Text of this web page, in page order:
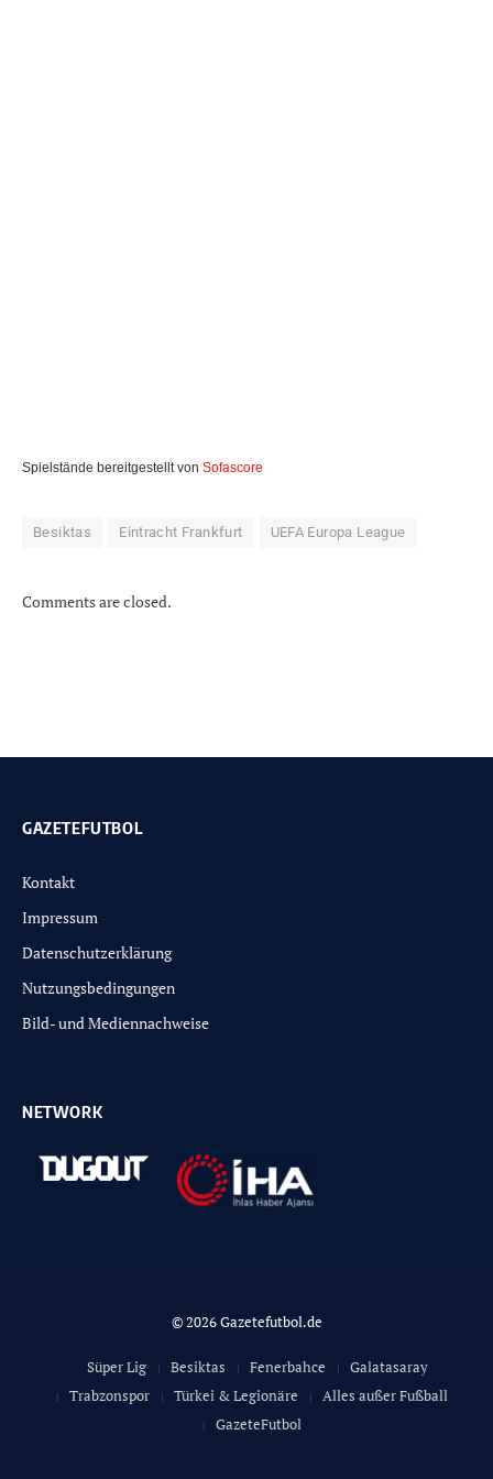
Spielstände bereitgestellt von Sofascore
Besiktas Eintracht Frankfurt UEFA Europa League
Comments are closed.
GAZETEFUTBOL
Kontakt
Impressum
Datenschutzerklärung
Nutzungsbedingungen
Bild- und Mediennachweise
NETWORK
© 2026 Gazetefutbol.de
Süper Lig Besiktas Fenerbahce
Galatasaray
Trabzonspor
Türkei & Legionäre
Alles außer Fußball
GazeteFutbol